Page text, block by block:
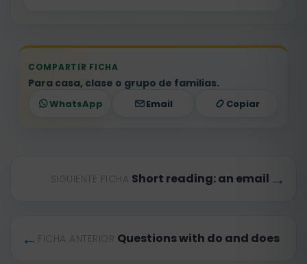
COMPARTIR FICHA
Para casa, clase o grupo de familias.
WhatsApp Email Copiar
← FICHA ANTERIOR Questions with do and does
SIGUIENTE FICHA Short reading: an email →